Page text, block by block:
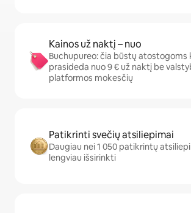
Kainos už naktį – nuo
Buchupureo: čia būstų atostogoms
prasideda nuo 9 € už naktį be
platformos mokesčių
Patikrinti svečių atsiliepimai
Daugiau nei 1 050 patikrintų
lengviau išsirinkti